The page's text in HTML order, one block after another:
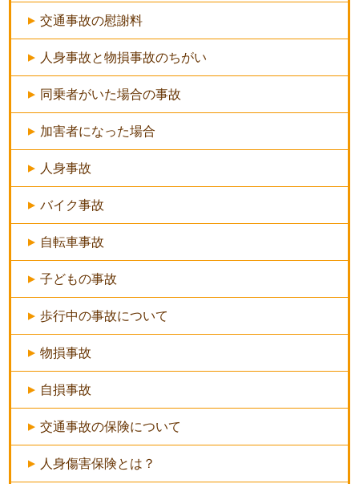
交通事故の慰謝料
人身事故と物損事故のちがい
同乗者がいた場合の事故
加害者になった場合
人身事故
バイク事故
自転車事故
子どもの事故
歩行中の事故について
物損事故
自損事故
交通事故の保険について
人身傷害保険とは？